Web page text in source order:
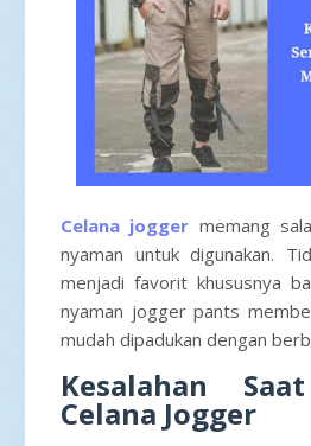
Celana jogger memang
nyaman untuk digunakan.
menjadi favorit khususnya
nyaman jogger pants
mudah dipadukan dengan
Kesalahan
Celana Jogger